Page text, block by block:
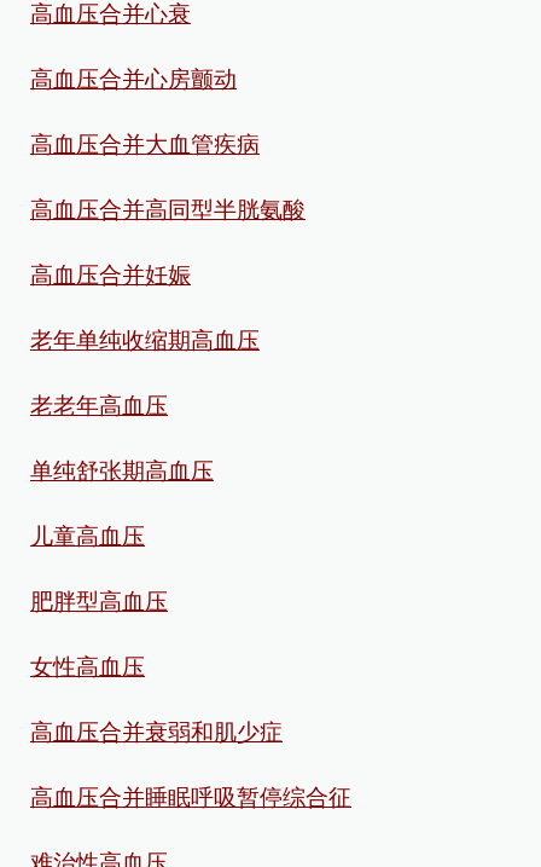
高血压合并心衰
高血压合并心房颤动
高血压合并大血管疾病
高血压合并高同型半胱氨酸
高血压合并妊娠
老年单纯收缩期高血压
老老年高血压
单纯舒张期高血压
儿童高血压
肥胖型高血压
女性高血压
高血压合并衰弱和肌少症
高血压合并睡眠呼吸暂停综合征